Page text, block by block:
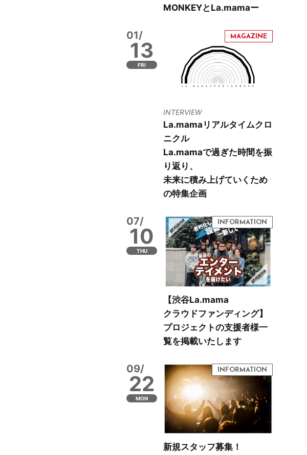
MONKEYとLa.mamaー
01/
13
FRI
INTERVIEW
La.mamaリアルタイムクロ
ニクル
La.mamaで過ぎた時間を振
り返り、
未来に積み上げていくため
の特集企画
07/
10
THU
【渋谷La.mama
クラウドファンディング】
プロジェクトの支援者様一
覧を掲載いたします
09/
22
MON
新規スタッフ募集！